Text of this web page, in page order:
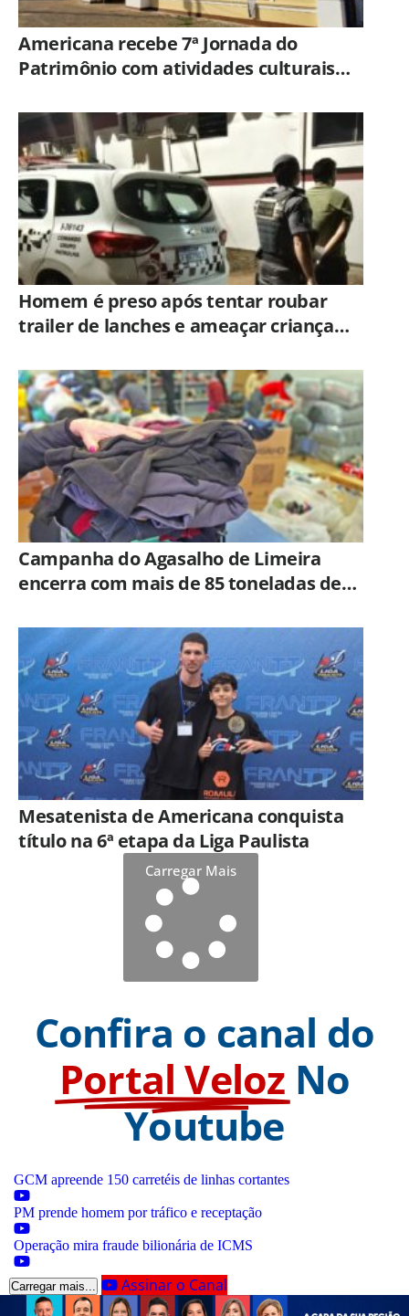
Americana recebe 7ª Jornada do
Patrimônio com atividades culturais
Homem é preso após tentar roubar
trailer de lanches e ameaçar criança
Campanha do Agasalho de Limeira
encerra com mais de 85 toneladas de
Mesatenista de Americana conquista
título na 6ª etapa da Liga Paulista
Carregar Mais
Confira o canal do
Portal Veloz No
Youtube
GCM apreende 150 carretéis de linhas cortantes
PM prende homem por tráfico e receptação
Operação mira fraude bilionária de ICMS
Carregar mais... Assinar o Canal